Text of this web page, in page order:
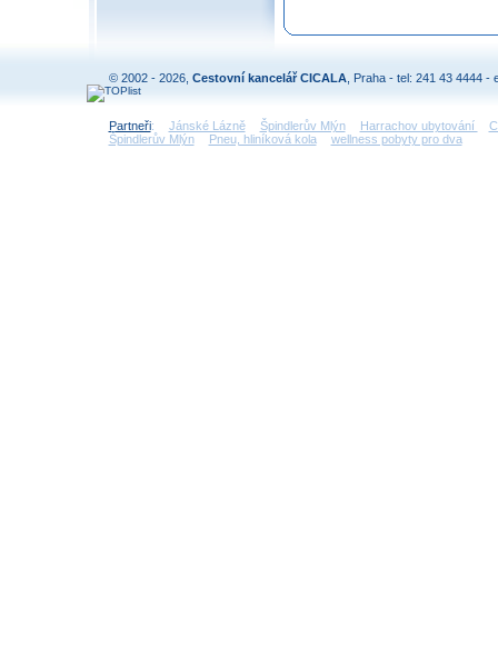
© 2002 - 2026, Cestovní kancelář CICALA , Praha - tel: 241 43 4444 -
Partneři: Jánské Lázně Špindlerův Mlýn Harrachov ubytování
Špindlerův Mlýn
Pneu, hliníková kola wellness pobyty pro dva